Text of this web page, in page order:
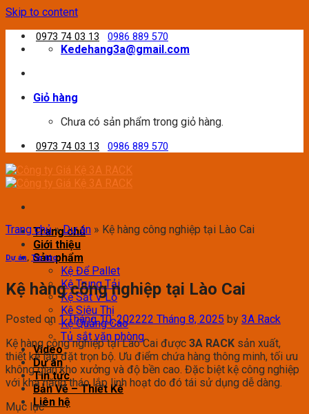
Skip to content
0973 74 03 13 0986 889 570
Kedehang3a@gmail.com
Giỏ hàng
Chưa có sản phẩm trong giỏ hàng.
0973 74 03 13 0986 889 570
Trang chủ
Giới thiệu
Sản phẩm
Kệ Để Pallet
Kệ Trung Tải
Kệ Sắt V Lỗ
Kệ Siêu Thị
Kệ Quảng Cáo
Tủ sắt văn phòng
Video
Dự án
Tin tức
Bản Vẽ – Thiết Kế
Liên hệ
Trang chủ»Dự án » Kệ hàng công nghiệp tại Lào Cai
Dự án, Tin tức
Kệ hàng công nghiệp tại Lào Cai
Posted on 1 Tháng 10, 202222 Tháng 8, 2025 by 3A Rack
Kệ hàng công nghiệp tại Lào Cai được 3A RACK sản xuất,
thiết kế lắp đặt trọn bộ. Ưu điểm chứa hàng thông minh, tối ưu
không gian kho xưởng và độ bền cao. Đặc biệt kệ công nghiệp
với khả năng tháo lắp linh hoạt do đó tái sử dụng dễ dàng.
Mục lục